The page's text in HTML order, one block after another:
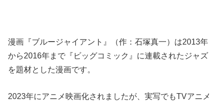
漫画『ブルージャイアント』（作：石塚真一）は2013年
から2016年まで『ビッグコミック』に連載されたジャズ
を題材とした漫画です。
2023年にアニメ映画化されましたが、実写でもTVアニメ